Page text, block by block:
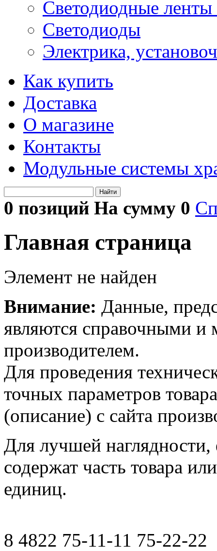
Светодиодные
Светодиоды
Электрика,
Как купить
Доставка
О магазине
Контакты
Модульные системы
Найти
0 позиций На сумму 0
Главная страница
Элемент не найден
Внимание: Данные,
являются справочными и
производителем.
Для проведения
точных параметров
(описание) с сайта
Для лучшей наглядности,
содержат часть товара
единиц.
8 4822 75-11-11 75-22-22